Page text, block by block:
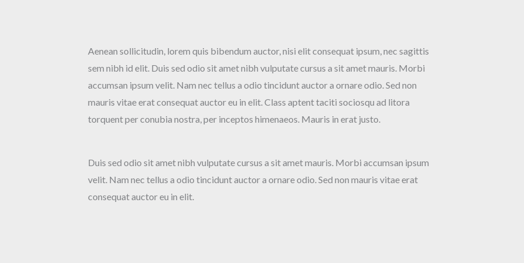
Aenean sollicitudin, lorem quis bibendum auctor, nisi elit consequat ipsum, nec sagittis
sem nibh id elit. Duis sed odio sit amet nibh vulputate cursus a sit amet mauris. Morbi
accumsan ipsum velit. Nam nec tellus a odio tincidunt auctor a ornare odio. Sed non
mauris vitae erat consequat auctor eu in elit. Class aptent taciti sociosqu ad litora
torquent per conubia nostra, per inceptos himenaeos. Mauris in erat justo.
Duis sed odio sit amet nibh vulputate cursus a sit amet mauris. Morbi accumsan ipsum
velit. Nam nec tellus a odio tincidunt auctor a ornare odio. Sed non mauris vitae erat
consequat auctor eu in elit.